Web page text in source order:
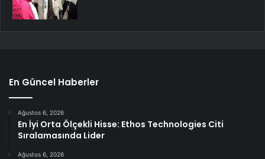
En Güncel Haberler
Ağustos 6, 2026
En İyi Orta Ölçekli Hisse: Ethos Technologies Citi
Sıralamasında Lider
Ağustos 6, 2026